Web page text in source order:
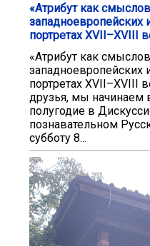
«Атрибут как
западноевропейских
портретах XVII–XVIII
«Атрибут как
западноевропейских
портретах XVII–XVIII
друзья, мы начинаем
полугодие в
познавательном
субботу 8...